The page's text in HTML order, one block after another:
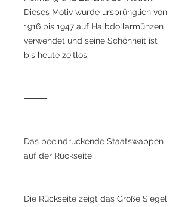
Dieses Motiv wurde ursprünglich von
1916 bis 1947 auf Halbdollarmünzen
verwendet und seine Schönheit ist
bis heute zeitlos.
⸻
Das beeindruckende Staatswappen
auf der Rückseite
Die Rückseite zeigt das Große Siegel